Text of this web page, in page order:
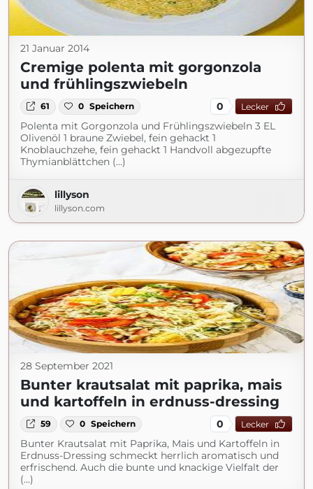
21 Januar 2014
Cremige polenta mit gorgonzola
und frühlingszwiebeln
61 0 Speichern 0 Lecker
Polenta mit Gorgonzola und Frühlingszwiebeln 3 EL
Olivenöl 1 braune Zwiebel, fein gehackt 1
Knoblauchzehe, fein gehackt 1 Handvoll abgezupfte
Thymianblättchen (...)
lillyson
lillyson.com
28 September 2021
Bunter krautsalat mit paprika, mais
und kartoffeln in erdnuss-dressing
59 0 Speichern 0 Lecker
Bunter Krautsalat mit Paprika, Mais und Kartoffeln in
Erdnuss-Dressing schmeckt herrlich aromatisch und
erfrischend. Auch die bunte und knackige Vielfalt der
(...)